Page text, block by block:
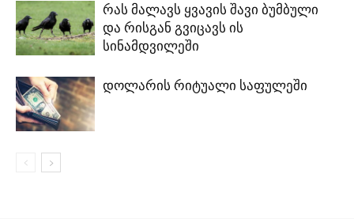
რას მალავს ყვავის შავი ბუმბული
და რისგან გვიცავს ის
სინამდვილეში
დოლარის რიტუალი საფულეში